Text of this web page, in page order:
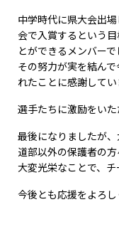
中学時代に県大会出
会で入賞するという
とができるメンバーで
その努力が実を結ん
れたことに感謝してい
選手たちに激励をいた
最後になりましたが
道部以外の保護者の
大変光栄なことで、チ
今後とも応援をよろし